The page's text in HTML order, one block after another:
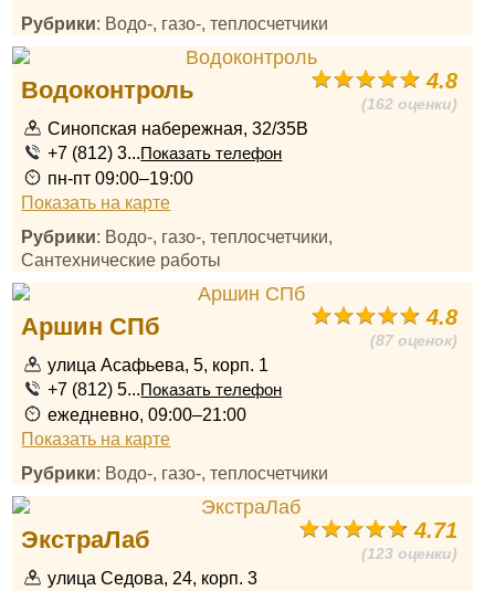
Рубрики: Водо-, газо-, теплосчетчики
4.8
(162 оценки)
Водоконтроль
Синопская набережная, 32/35В
+7 (812) 3...Показать телефон
пн-пт 09:00–19:00
Показать на карте
Рубрики: Водо-, газо-, теплосчетчики,
Сантехнические работы
4.8
(87 оценок)
Аршин СПб
улица Асафьева, 5, корп. 1
+7 (812) 5...Показать телефон
ежедневно, 09:00–21:00
Показать на карте
Рубрики: Водо-, газо-, теплосчетчики
4.71
(123 оценки)
ЭкстраЛаб
улица Седова, 24, корп. 3